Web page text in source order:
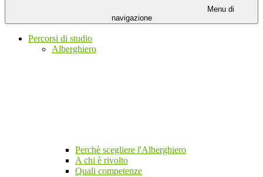
Menu di
navigazione
Percorsi di studio
Alberghiero
Perchè scegliere l'Alberghiero
A chi è rivolto
Quali competenze